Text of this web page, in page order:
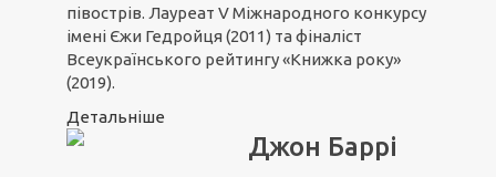
півострів. Лауреат V Міжнародного конкурсу
імені Єжи Гедройця (2011) та фіналіст
Всеукраїнського рейтингу «Книжка року»
(2019).
Детальніше
Джон Баррі